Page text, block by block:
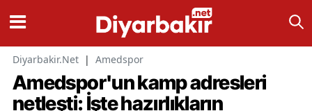
Diyarbakir.Net | Amedspor
Amedspor'un kamp adresleri
netleşti: İşte hazırlıkların